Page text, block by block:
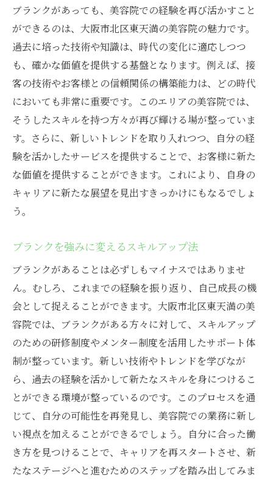
ブランクがあっても、美容院での経験を再び活かすこと
ができるのは、大阪市北区東天満の美容院の魅力です。
過去に培った技術や知識は、時代の変化に適応しつつ
も、確かな価値を提供する基盤となります。例えば、接
客の技術やお客様との信頼関係の構築能力は、どの時代
においても非常に重要です。このエリアの美容院では、
そうしたスキルを持つ方々が再び輝ける場が整っていま
す。さらに、新しいトレンドを取り入れつつ、自分の経
験を活かしたサービスを提供することで、お客様に新た
な価値を提供することができます。これにより、自身の
キャリアに新たな展望を見出すきっかけにもなるでしょ
う。
ブランクを強みに変えるスキルアップ法
ブランクがあることは必ずしもマイナスではありませ
ん。むしろ、これまでの経験を振り返り、自己成長の機
会として捉えることができます。大阪市北区東天満の美
容院では、ブランクがある方々に対して、スキルアップ
のための研修制度やメンター制度を活用したサポート体
制が整っています。新しい技術やトレンドを学びなが
ら、過去の経験を活かして新たなスキルを身につけるこ
とができる環境が整っているのです。このプロセスを通
じて、自分の可能性を再発見し、美容院での業務に新し
い視点を加えることができるでしょう。自分に合った働
き方を見つけることで、キャリアを再スタートさせ、新
たなステージへと進むためのステップを踏み出してみま